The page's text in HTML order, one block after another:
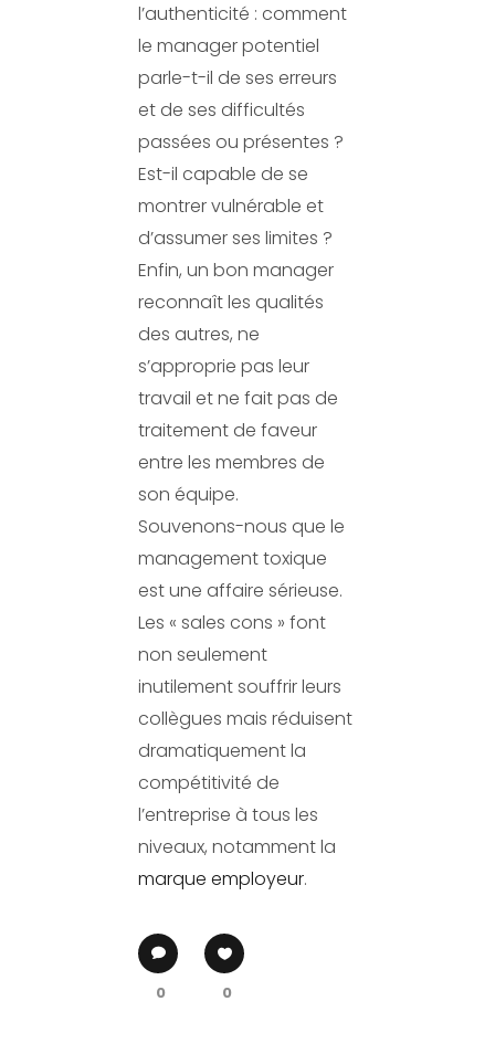
l’authenticité : comment
le manager potentiel
parle-t-il de ses erreurs
et de ses difficultés
passées ou présentes ?
Est-il capable de se
montrer vulnérable et
d’assumer ses limites ?
Enfin, un bon manager
reconnaît les qualités
des autres, ne
s’approprie pas leur
travail et ne fait pas de
traitement de faveur
entre les membres de
son équipe.
Souvenons-nous que le
management toxique
est une affaire sérieuse.
Les « sales cons » font
non seulement
inutilement souffrir leurs
collègues mais réduisent
dramatiquement la
compétitivité de
l’entreprise à tous les
niveaux, notamment la
marque employeur.
0 0